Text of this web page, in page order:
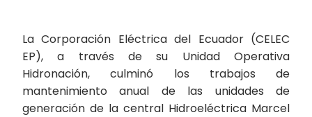
La Corporación Eléctrica del Ecuador (CELEC
EP), a través de su Unidad Operativa
Hidronación, culminó los trabajos de
mantenimiento anual de las unidades de
generación de la central Hidroeléctrica Marcel